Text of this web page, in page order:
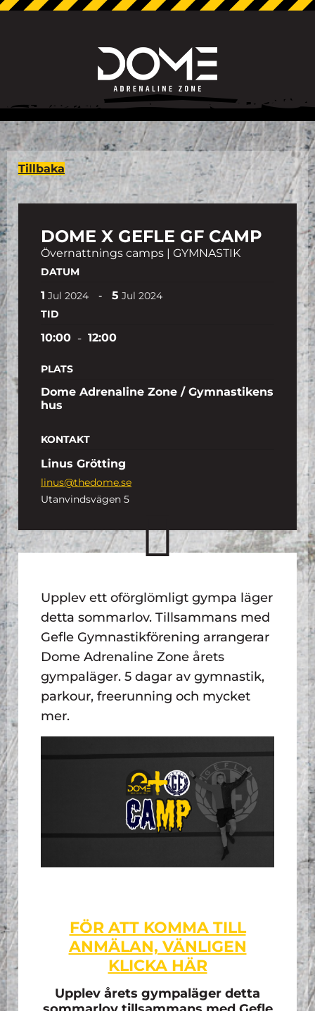
Tillbaka
DOME X GEFLE GF CAMP
Övernattnings camps | GYMNASTIK
DATUM
1 Jul 2024 - 5 Jul 2024
TID
10:00 - 12:00
PLATS
Dome Adrenaline Zone / Gymnastikens
hus
KONTAKT
Linus Grötting
linus@thedome.se
Utanvindsvägen 5
Upplev ett oförglömligt gympa läger
detta sommarlov. Tillsammans med
Gefle Gymnastikförening arrangerar
Dome Adrenaline Zone årets
gympaläger. 5 dagar av gymnastik,
parkour, freerunning och mycket
mer.
FÖR ATT KOMMA TILL
ANMÄLAN, VÄNLIGEN
KLICKA HÄR
Upplev årets gympaläger detta